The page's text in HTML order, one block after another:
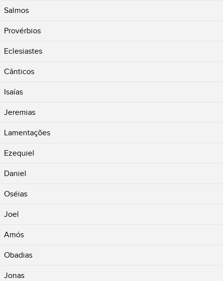
Salmos
Provérbios
Eclesiastes
Cânticos
Isaías
Jeremias
Lamentações
Ezequiel
Daniel
Oséias
Joel
Amós
Obadias
Jonas